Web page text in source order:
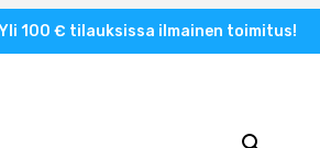
100 € tilauksissa ilmainen toimitus!